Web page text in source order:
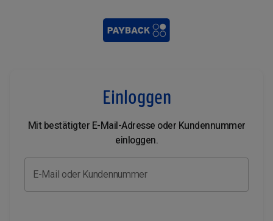
Einloggen
Mit bestätigter E-Mail-Adresse oder Kundennummer
einloggen.
E-Mail oder Kundennummer